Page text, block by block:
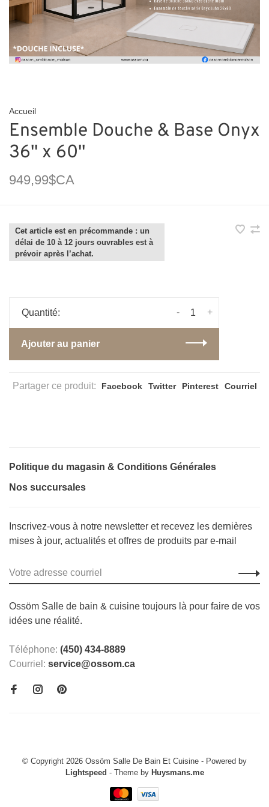
Accueil
Ensemble Douche & Base Onyx
36'' x 60''
949,99$CA
Cet article est en précommande : un
délai de 10 à 12 jours ouvrables est à
prévoir après l’achat.
Quantité: +
-
Ajouter au panier
Partager ce produit: Facebook Twitter Pinterest Courriel
Politique du magasin & Conditions Générales
Nos succursales
Inscrivez-vous à notre newsletter et recevez les dernières
mises à jour, actualités et offres de produits par e-mail
Ossöm Salle de bain & cuisine toujours là pour faire de vos
idées une réalité.
Téléphone: (450) 434-8889
Courriel: service@ossom.ca
© Copyright 2026 Ossöm Salle De Bain Et Cuisine - Powered by
Lightspeed - Theme by Huysmans.me